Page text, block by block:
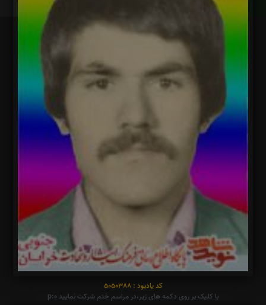
کد یادبود : 5050388
با کلیک بر روی دکمه های زیر،در مراسم ختم شرکت نمایید p:0